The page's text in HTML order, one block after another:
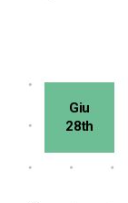
Giu
28th